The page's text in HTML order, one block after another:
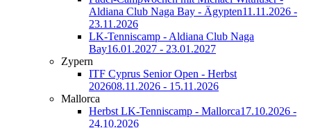
Aldiana Club Naga Bay - Ägypten11.11.2026 -
23.11.2026
LK-Tenniscamp - Aldiana Club Naga
Bay16.01.2027 - 23.01.2027
Zypern
ITF Cyprus Senior Open - Herbst
202608.11.2026 - 15.11.2026
Mallorca
Herbst LK-Tenniscamp - Mallorca17.10.2026 -
24.10.2026